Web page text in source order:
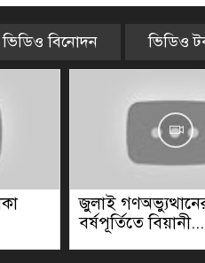
ভিডিও বিনোদন ভিডিও
জুলাই
বর্ষপূর্তিতে বিয়ানী...